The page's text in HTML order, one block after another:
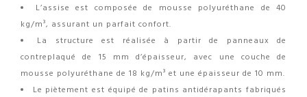
L’assise est composée de mousse polyuréthane de 40
kg/m³, assurant un parfait confort.
La structure est réalisée à partir de panneaux de
contreplaqué de 15 mm d’épaisseur, avec une couche de
mousse polyuréthane de 18 kg/m³ et une épaisseur de 10 mm.
Le piètement est équipé de patins antidérapants fabriqués